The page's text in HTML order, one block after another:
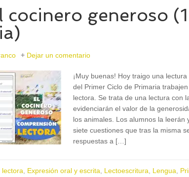
cocinero generoso
Dejar un comentario
¡Muy buenas! Hoy traigo una
del Primer Ciclo de Primaria
lectora. Se trata de una lectura con
evidenciarán el valor de la
los animales. Los alumnos la leerán
siete cuestiones que tras la misma
respuestas a […]
lectora Expresión oral y escrita Lectoescritura Lengua